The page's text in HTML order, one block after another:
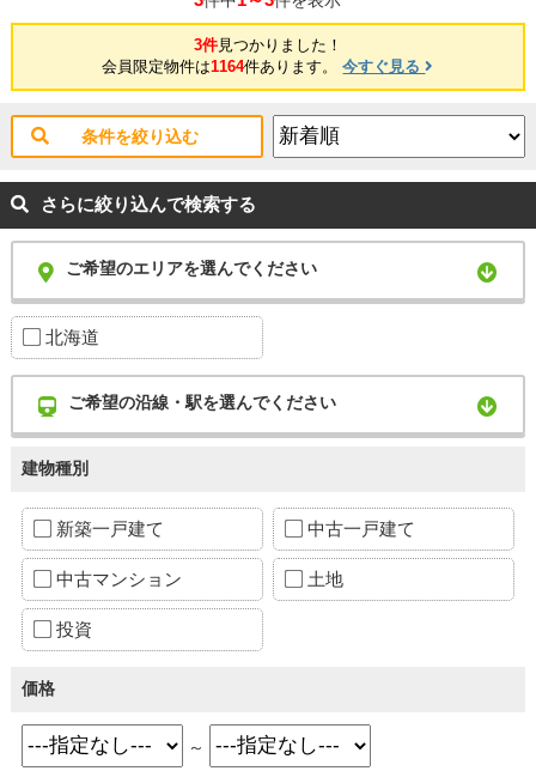
3件見つかりました！
会員限定物件は1164件あります。今すぐ見る
条件を絞り込む
さらに絞り込んで検索する
ご希望のエリアを選んでください
北海道
ご希望の沿線・駅を選んでください
建物種別
新築一戸建て 中古一戸建て
中古マンション 土地
投資
価格
～